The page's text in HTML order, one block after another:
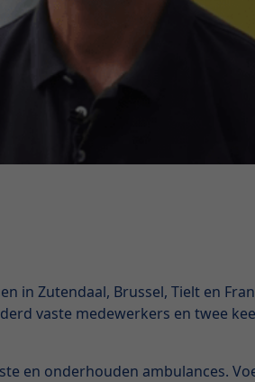
in Zutendaal, Brussel, Tielt en
vaste medewerkers en twee
en onderhouden ambulances.